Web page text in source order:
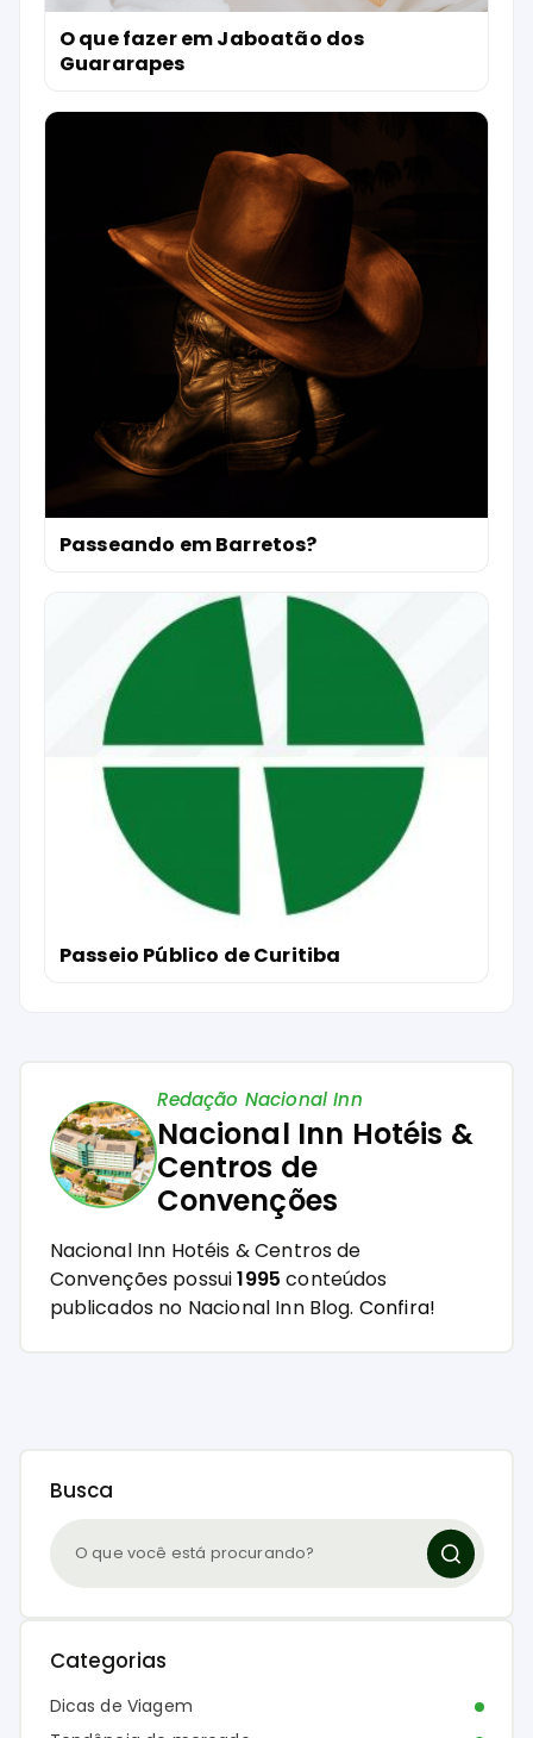
O que fazer em Jaboatão dos
Guararapes
Passeando em Barretos?
Passeio Público de Curitiba
Redação Nacional Inn
Nacional Inn Hotéis &
Centros de
Convenções
Nacional Inn Hotéis & Centros de
Convenções possui1995 conteúdos
publicados no Nacional Inn Blog. Confira!
Busca
Categorias
Dicas de Viagem